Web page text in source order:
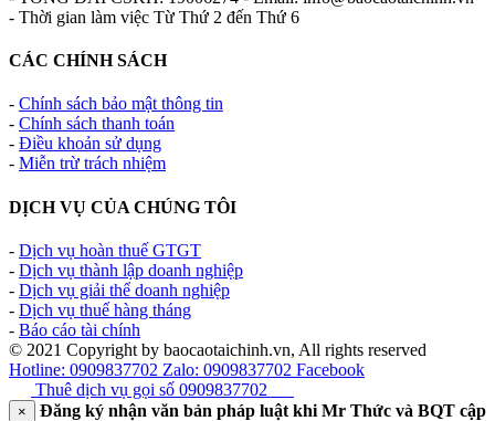
- Thời gian làm việc Từ Thứ 2 đến Thứ 6
CÁC CHÍNH SÁCH
- Chính sách bảo mật thông tin
- Chính sách thanh toán
- Điều khoản sử dụng
- Miễn trừ trách nhiệm
DỊCH VỤ CỦA CHÚNG TÔI
- Dịch vụ hoàn thuế GTGT
- Dịch vụ thành lập doanh nghiệp
- Dịch vụ giải thể doanh nghiệp
- Dịch vụ thuế hàng tháng
- Báo cáo tài chính
© 2021 Copyright by baocaotaichinh.vn, All rights reserved
Hotline: 0909837702 Zalo: 0909837702 Facebook
Thuê dịch vụ gọi số 0909837702
×
Đăng ký nhận văn bản pháp luật khi Mr Thức và BQT cập